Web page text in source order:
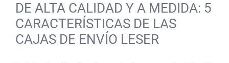
DE ALTA CALIDAD Y A MEDIDA: 5
CARACTERÍSTICAS DE LAS
CAJAS DE ENVÍO LESER